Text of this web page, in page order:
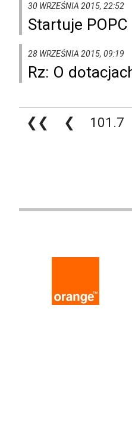
30 WRZEŚNIA 2015, 22:52
Startuje POPC
28 WRZEŚNIA 2015, 09:19
Rz: O
❮❮ ❮ 101.7